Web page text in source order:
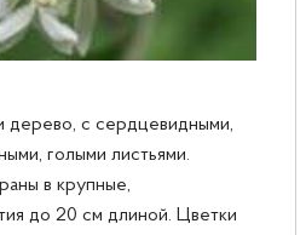
дерево, с сердцевидными,
голыми листьями.
в крупные,
до 20 см длиной. Цветки